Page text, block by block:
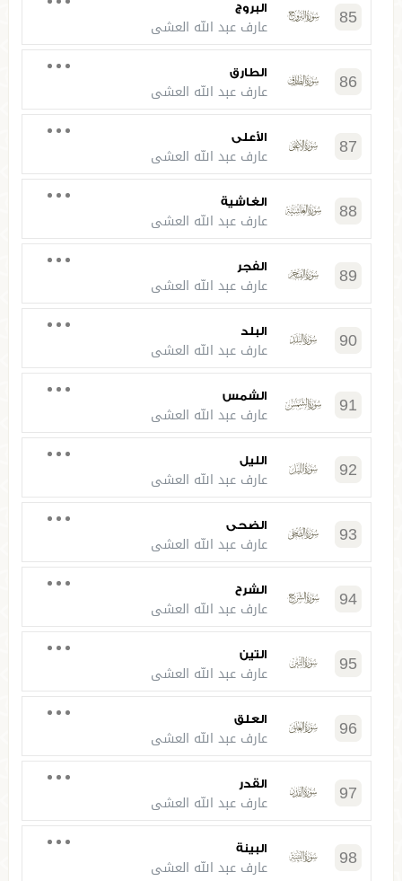
85 البروج
عارف عبد الله العشي
86 الطارق
عارف عبد الله العشي
87 الأعلى
عارف عبد الله العشي
88 الغاشية
عارف عبد الله العشي
89 الفجر
عارف عبد الله العشي
90 البلد
عارف عبد الله العشي
91 الشمس
عارف عبد الله العشي
92 الليل
عارف عبد الله العشي
93 الضحى
عارف عبد الله العشي
94 الشرح
عارف عبد الله العشي
95 التين
عارف عبد الله العشي
96 العلق
عارف عبد الله العشي
97 القدر
عارف عبد الله العشي
98 البينة
عارف عبد الله العشي